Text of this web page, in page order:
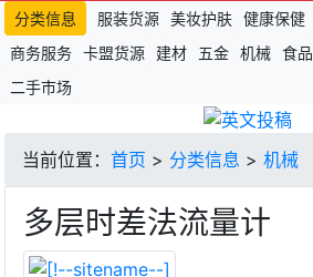
分类信息
服装货源 美妆护肤 健康保健
商务服务 卡盟货源 建材 五金 机械 食品
二手市场
当前位置： 首页 > 分类信息 > 机械
多层时差法流量计